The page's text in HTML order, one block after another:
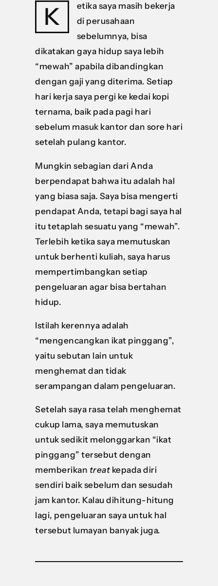
K
etika saya masih bekerja
di perusahaan
sebelumnya, bisa
dikatakan gaya hidup saya lebih
“mewah” apabila dibandingkan
dengan gaji yang diterima. Setiap
hari kerja saya pergi ke kedai kopi
ternama, baik pada pagi hari
sebelum masuk kantor dan sore hari
setelah pulang kantor.
Mungkin sebagian dari Anda
berpendapat bahwa itu adalah hal
yang biasa saja. Saya bisa mengerti
pendapat Anda, tetapi bagi saya hal
itu tetaplah sesuatu yang “mewah”.
Terlebih ketika saya memutuskan
untuk berhenti kuliah, saya harus
mempertimbangkan setiap
pengeluaran agar bisa bertahan
hidup.
Istilah kerennya adalah
“mengencangkan ikat pinggang”,
yaitu sebutan lain untuk
menghemat dan tidak
serampangan dalam pengeluaran.
Setelah saya rasa telah menghemat
cukup lama, saya memutuskan
untuk sedikit melonggarkan “ikat
pinggang” tersebut dengan
memberikan treatkepada diri
sendiri baik sebelum dan sesudah
jam kantor. Kalau dihitung-hitung
lagi, pengeluaran saya untuk hal
tersebut lumayan banyak juga.